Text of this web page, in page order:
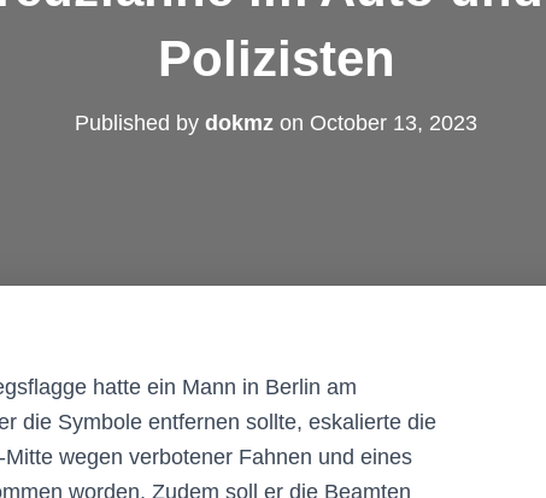
Polizisten
Published by dokmz on October 13, 2023
hatte ein Mann in Berlin am
die Symbole entfernen sollte, eskalierte die
wegen verbotener Fahnen und eines
worden. Zudem soll er die Beamten